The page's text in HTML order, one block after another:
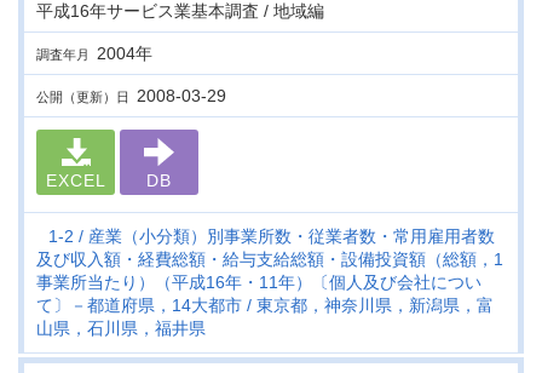
平成16年サービス業基本調査 / 地域編
調査年月 2004年
公開（更新）日 2008-03-29
EXCEL DB
1-2
産業（小分類）別事業所数・従業者数・常用雇用者数
及び収入額・経費総額・給与支給総額・設備投資額（総額，1
事業所当たり）（平成16年・11年）〔個人及び会社につい
て〕－都道府県，14大都市
東京都，神奈川県，新潟県，富
山県，石川県，福井県